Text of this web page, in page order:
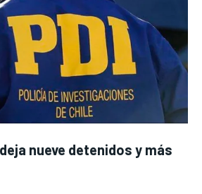
nueve detenidos y más